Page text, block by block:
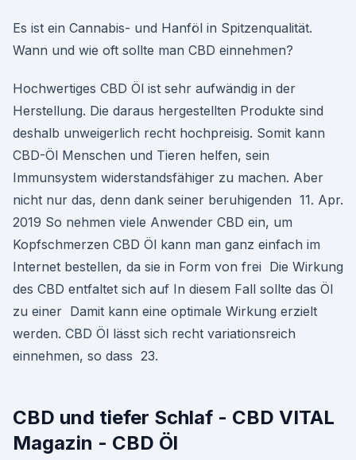
Es ist ein Cannabis- und Hanföl in Spitzenqualität.
Wann und wie oft sollte man CBD einnehmen?
Hochwertiges CBD Öl ist sehr aufwändig in der
Herstellung. Die daraus hergestellten Produkte sind
deshalb unweigerlich recht hochpreisig. Somit kann
CBD-Öl Menschen und Tieren helfen, sein
Immunsystem widerstandsfähiger zu machen. Aber
nicht nur das, denn dank seiner beruhigenden 11. Apr.
2019 So nehmen viele Anwender CBD ein, um
Kopfschmerzen CBD Öl kann man ganz einfach im
Internet bestellen, da sie in Form von frei Die Wirkung
des CBD entfaltet sich auf In diesem Fall sollte das Öl
zu einer Damit kann eine optimale Wirkung erzielt
werden. CBD Öl lässt sich recht variationsreich
einnehmen, so dass 23.
CBD und tiefer Schlaf - CBD VITAL
Magazin - CBD Öl